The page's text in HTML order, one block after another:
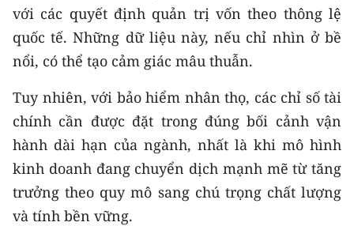
CHƯƠNG TRÌNH OCOP - MỖI XÃ
MỘT SẢN PHẨM
RADIO
MEDIA CENTER
E-Magazine
Video
với các quyết định quản trị vốn theo thông lệ
quốc tế. Những dữ liệu này, nếu chỉ nhìn ở bề
nổi, có thể tạo cảm giác mâu thuẫn.
Tuy nhiên, với bảo hiểm nhân thọ, các chỉ số tài
chính cần được đặt trong đúng bối cảnh vận
hành dài hạn của ngành, nhất là khi mô hình
kinh doanh đang chuyển dịch mạnh mẽ từ tăng
trưởng theo quy mô sang chú trọng chất lượng
và tính bền vững.